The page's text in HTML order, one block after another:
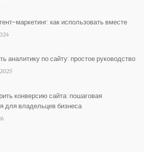
маркетинг: как использовать вместе
аналитику по сайту: простое руководство
конверсию сайта: пошаговая
для владельцев бизнеса